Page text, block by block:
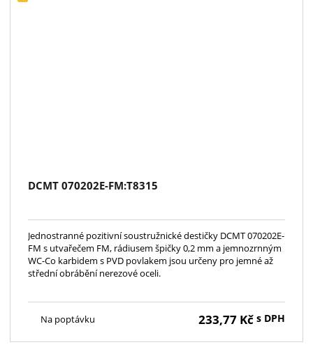
DCMT 070202E-FM:T8315
Jednostranné pozitivní soustružnické destičky DCMT 070202E-
FM s utvařečem FM, rádiusem špičky 0,2 mm a jemnozrnným
WC-Co karbidem s PVD povlakem jsou určeny pro jemné až
střední obrábění nerezové oceli.
Na poptávku 233,77 Kč s DPH